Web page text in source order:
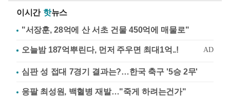
이시간 핫뉴스
"서장훈, 28억에 산 서초 건물 450억에 매물로"
심판 성 접대 7경기 결과는?…한국 축구 '5승 2무'
응팔 최성원, 백혈병 재발…"죽게 하려는건가"